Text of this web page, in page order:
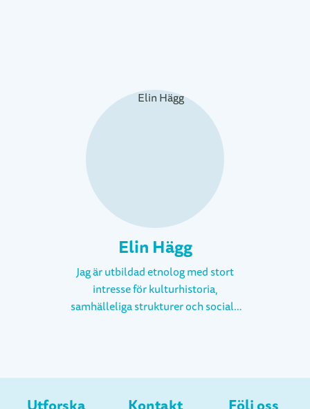
Elin Hägg
Jag är utbildad etnolog med stort
intresse för kulturhistoria,
samhälleliga strukturer och sociala
lära sig hur människor levde förr i